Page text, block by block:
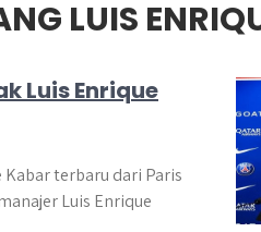
LUIS
Luis Enrique
Kabar terbaru dari Paris
Luis Enrique